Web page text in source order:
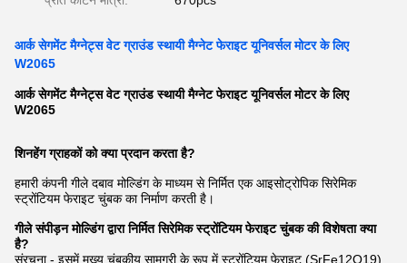
आर्क सेगमेंट मैग्नेट्स वेट ग्राउंड स्थायी मैग्नेट फेराइट यूनिवर्सल मोटर के लिए
W2065
आर्क सेगमेंट मैग्नेट्स वेट ग्राउंड स्थायी मैग्नेट फेराइट यूनिवर्सल मोटर के लिए
W2065
शिनहेंग ग्राहकों को क्या प्रदान करता है?
हमारी कंपनी गीले दबाव मोल्डिंग के माध्यम से निर्मित एक आइसोट्रोपिक सिरेमिक
स्ट्रोंटियम फेराइट चुंबक का निर्माण करती है।
गीले संपीड़न मोल्डिंग द्वारा निर्मित सिरेमिक स्ट्रोंटियम फेराइट चुंबक की विशेषता क्या
है?
संरचना - इसमें मुख्य चुंबकीय सामग्री के रूप में स्ट्रोंटियम फेराइट (SrFe12O19)